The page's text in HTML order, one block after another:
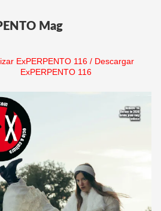
Mag
ExPERPENTO 116 / Descargar
ExPERPENTO 116